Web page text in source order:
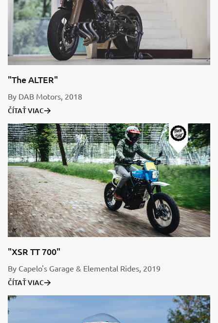
"The ALTER"
By DAB Motors, 2018
ČÍTAŤ VIAC
"XSR TT 700"
By Capelo's Garage & Elemental Rides, 2019
ČÍTAŤ VIAC